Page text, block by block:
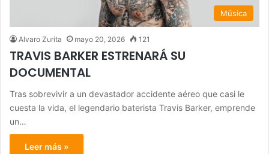
Música
Alvaro Zurita mayo 20, 2026 121
TRAVIS BARKER ESTRENARÁ SU
DOCUMENTAL
Tras sobrevivir a un devastador accidente aéreo que casi le
cuesta la vida, el legendario baterista Travis Barker, emprende
un…
Leer más »